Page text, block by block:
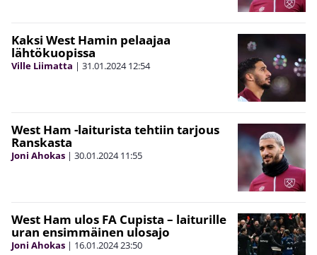
Kaksi West Hamin pelaajaa
lähtökuopissa
Ville Liimatta | 31.01.2024 12:54
West Ham -laiturista tehtiin tarjous
Ranskasta
Joni Ahokas | 30.01.2024 11:55
West Ham ulos FA Cupista – laiturille
uran ensimmäinen ulosajo
Joni Ahokas | 16.01.202423:50